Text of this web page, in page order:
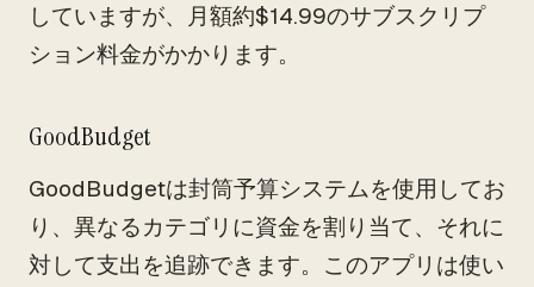
していますが、月額約$14.99のサブスクリプ
ション料金がかかります。
GoodBudget
GoodBudgetは封筒予算システムを使用してお
り、異なるカテゴリに資金を割り当て、それに
対して支出を追跡できます。このアプリは使い